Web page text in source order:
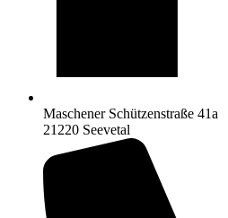
Maschener Schützenstraße 41a
21220 Seevetal